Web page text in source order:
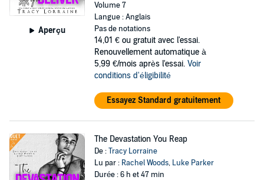
Aperçu
Volume 7
Langue : Anglais
Pas de notations
14,01 € ou gratuit avec l'essai.
Renouvellement automatique à
5,99 €/mois après l'essai. Voir
conditions d'éligibilité
Essayez Standard gratuitement
The Devastation You Reap
De :Tracy Lorraine
Lu par : Rachel Woods, Luke Parker
Durée : 6 h et 47 min